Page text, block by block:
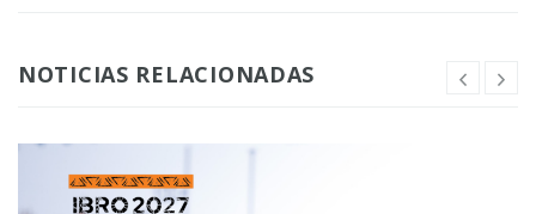
NOTICIAS RELACIONADAS